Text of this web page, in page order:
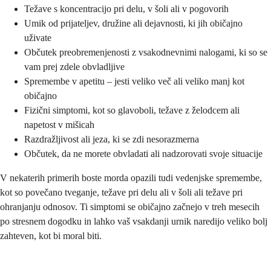
Težave s koncentracijo pri delu, v šoli ali v pogovorih
Umik od prijateljev, družine ali dejavnosti, ki jih običajno
uživate
Občutek preobremenjenosti z vsakodnevnimi nalogami, ki so se
vam prej zdele obvladljive
Spremembe v apetitu – jesti veliko več ali veliko manj kot
običajno
Fizični simptomi, kot so glavoboli, težave z želodcem ali
napetost v mišicah
Razdražljivost ali jeza, ki se zdi nesorazmerna
Občutek, da ne morete obvladati ali nadzorovati svoje situacije
V nekaterih primerih boste morda opazili tudi vedenjske spremembe,
kot so povečano tveganje, težave pri delu ali v šoli ali težave pri
ohranjanju odnosov. Ti simptomi se običajno začnejo v treh mesecih
po stresnem dogodku in lahko vaš vsakdanji urnik naredijo veliko bolj
zahteven, kot bi moral biti.